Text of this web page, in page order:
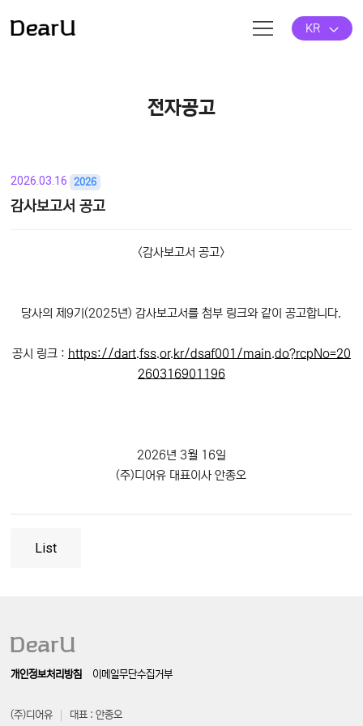
KR
전자공고
2026.03.16 2026
감사보고서 공고
<감사보고서 공고>
당사의 제9기(2025년) 감사보고서를 첨부 링크와 같이 공고합니다.
공시 링크 : https://dart.fss.or.kr/dsaf001/main.do?rcpNo=20
260316901196
2026년 3월 16일
(주)디어유 대표이사 안종오
List
개인정보처리방침 이메일무단수집거부
(주)디어유 대표 : 안종오